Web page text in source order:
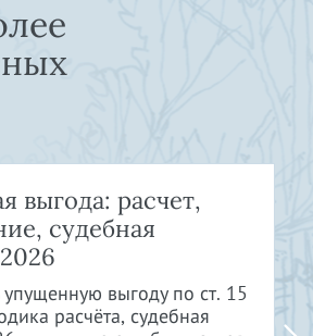
выгода: расчет,
судебная
упущенную выгоду по ст. 15
расчёта, судебная